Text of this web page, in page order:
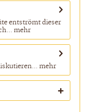
entströmt dieser
mehr
mehr